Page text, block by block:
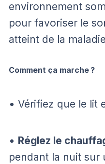
environnement
pour favoriser le
atteint de la
Comment ça marche ?
• Vérifiez que le lit
• Réglez le
pendant la nuit sur